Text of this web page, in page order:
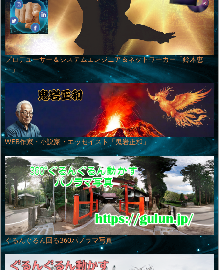
プロデューサー＆システムエンジニア＆ネットワーカー「鈴木恵
一」
WEB作家・小説家・エッセイスト「鬼岩正和」
ぐるんぐるん回る360パノラマ写真